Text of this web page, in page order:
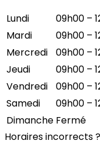
Lundi
09h00 –
Mardi
09h00 –
Mercredi
09h00 –
Jeudi
09h00 –
Vendredi
09h00 –
Samedi
09h00 –
Dimanche Fermé
Horaires incorrects ?